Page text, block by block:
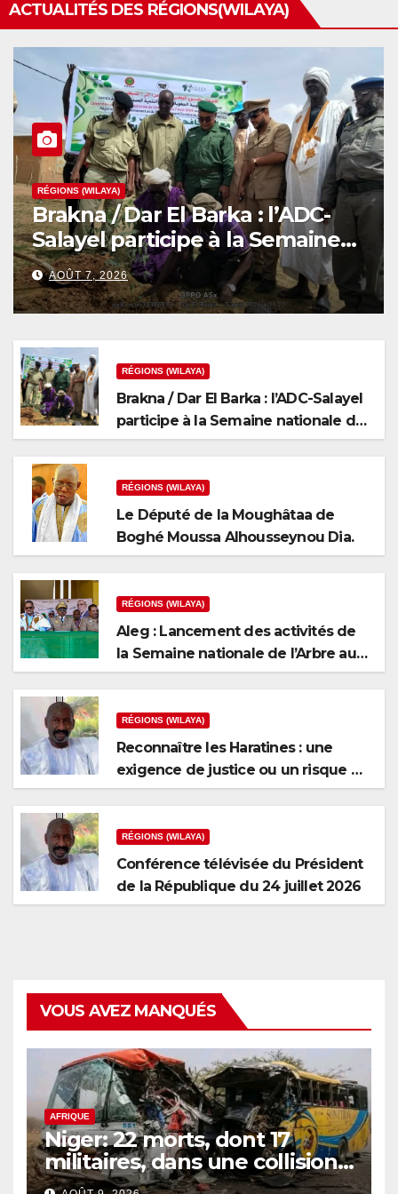
ACTUALITÉS DES RÉGIONS(WILAYA)
RÉGIONS (WILAYA)
Brakna / Dar El Barka : l’ADC-
Salayel participe à la Semaine
nationale de l’arbre
AOÛT 7, 2026
RÉGIONS (WILAYA)
Brakna / Dar El Barka : l’ADC-Salayel
participe à la Semaine nationale de
l’arbre
RÉGIONS (WILAYA)
Le Député de la Moughâtaa de
Boghé Moussa Alhousseynou Dia.
RÉGIONS (WILAYA)
Aleg : Lancement des activités de
la Semaine nationale de l’Arbre au
niveau de la wilaya du Brakna
RÉGIONS (WILAYA)
Reconnaître les Haratines : une
exigence de justice ou un risque de
fragmentation nationale ?
RÉGIONS (WILAYA)
Conférence télévisée du Président
de la République du 24 juillet 2026
VOUS AVEZ MANQUÉS
AFRIQUE
Niger: 22 morts, dont 17
militaires, dans une collision
de 2 bus